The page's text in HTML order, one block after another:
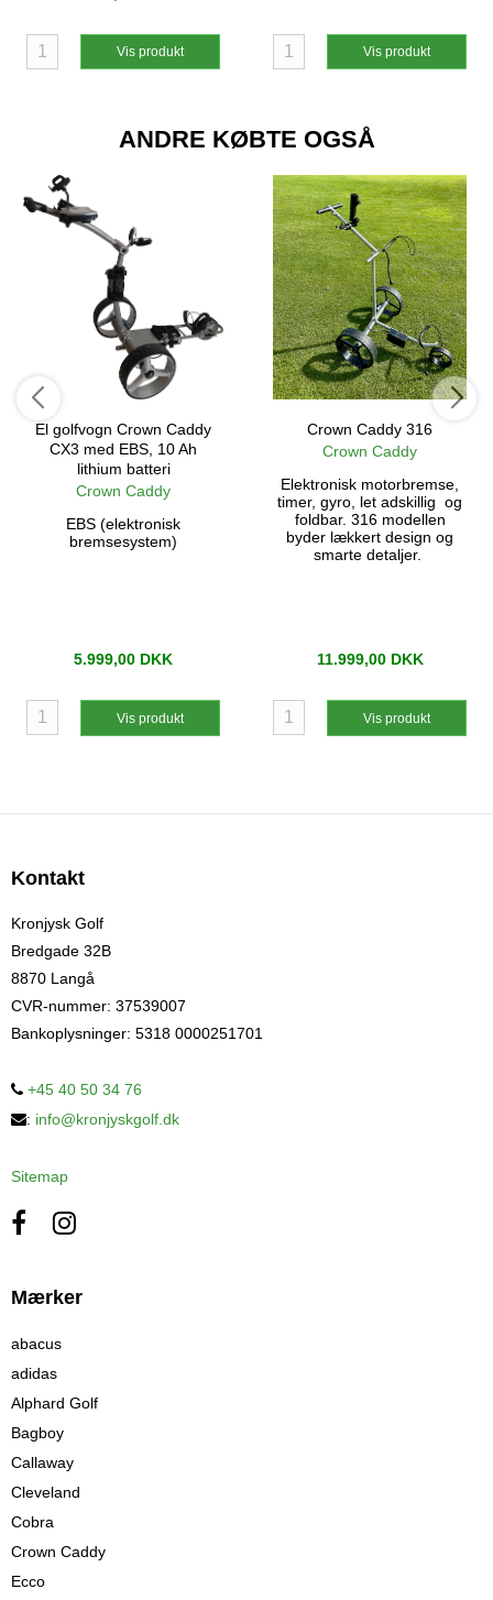
Vis produkt Vis produkt
ANDRE KØBTE OGSÅ
El golfvogn Crown Caddy
CX3 med EBS, 10 Ah
lithium batteri
Crown Caddy
EBS (elektronisk
bremsesystem)
5.999,00 DKK
Vis produkt
Crown Caddy 316
Crown Caddy
Elektronisk motorbremse,
timer, gyro, let adskillig og
foldbar. 316 modellen
byder lækkert design og
smarte detaljer.
11.999,00 DKK
Vis produkt
Kontakt
Kronjysk Golf
Bredgade 32B
8870 Langå
CVR-nummer: 37539007
Bankoplysninger: 5318 0000251701
+45 40 50 34 76
: info@kronjyskgolf.dk
Sitemap
Mærker
abacus
adidas
Alphard Golf
Bagboy
Callaway
Cleveland
Cobra
Crown Caddy
Ecco